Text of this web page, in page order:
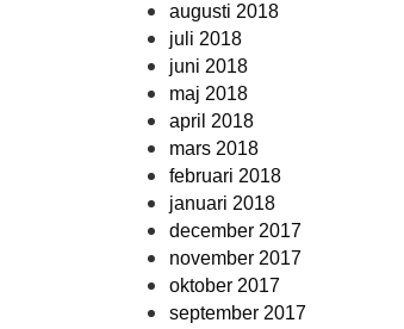
augusti 2018
juli 2018
juni 2018
maj 2018
april 2018
mars 2018
februari 2018
januari 2018
december 2017
november 2017
oktober 2017
september 2017